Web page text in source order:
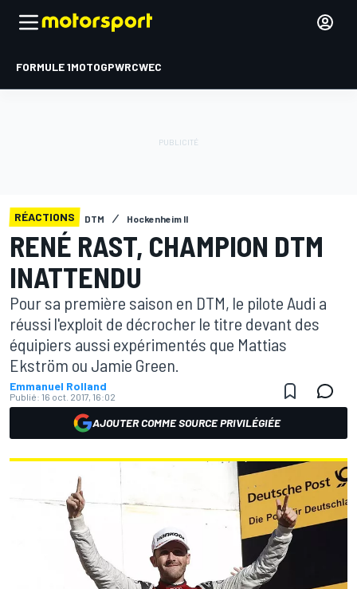
FORMULE 1MOTOGPWRCWEC
RÉACTIONS DTM Hockenheim II
RENÉ RAST, CHAMPION DTM
INATTENDU
Pour sa première saison en DTM, le pilote Audi a
réussi l'exploit de décrocher le titre devant des
équipiers aussi expérimentés que Mattias
Ekström ou Jamie Green.
Emmanuel Rolland
Publié: 16 oct. 2017, 16:02
AJOUTER COMME SOURCE PRIVILÉGIÉE